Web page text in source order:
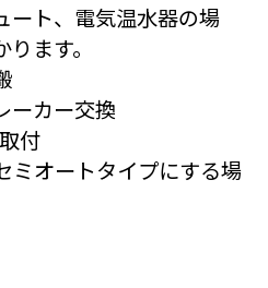
ート、電気温水器の場
ます。
ーカー交換
付
ミオートタイプにする場